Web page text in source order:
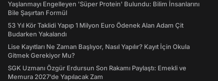
Yaşlanmayı Engelleyen 'Süper Protein' Bulundu: Bilim İnsanlarını
Bile Şaşırtan Formül
53 Yıl Kör Taklidi Yapıp 1 Milyon Euro Ödenek Alan Adam Çit
Budarken Yakalandı
Lise Kayıtları Ne Zaman Başlıyor, Nasıl Yapılır? Kayıt İçin Okula
Gitmek Gerekiyor Mu?
SGK Uzmanı Özgür Erdursun Son Rakamı Paylaştı: Emekli ve
Memura 2027’de Yapılacak Zam